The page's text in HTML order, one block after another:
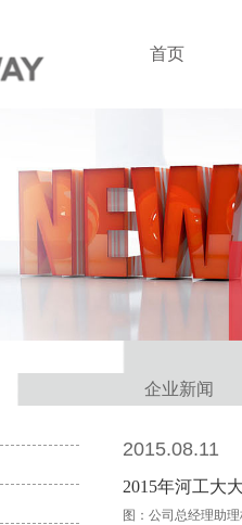
首页
企业新闻
2015.08.11
2015年河工大
图：公司总经理助